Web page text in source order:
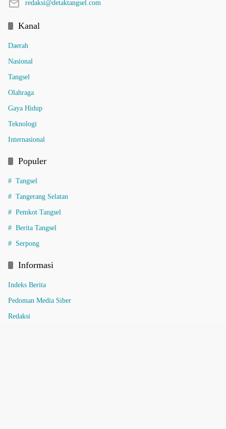
redaksi@detaktangsel.com
Kanal
Daerah
Nasional
Tangsel
Olahraga
Gaya Hidup
Teknologi
Internasional
Populer
Tangsel
Tangerang Selatan
Pemkot Tangsel
Berita Tangsel
Serpong
Informasi
Indeks Berita
Pedoman Media Siber
Redaksi